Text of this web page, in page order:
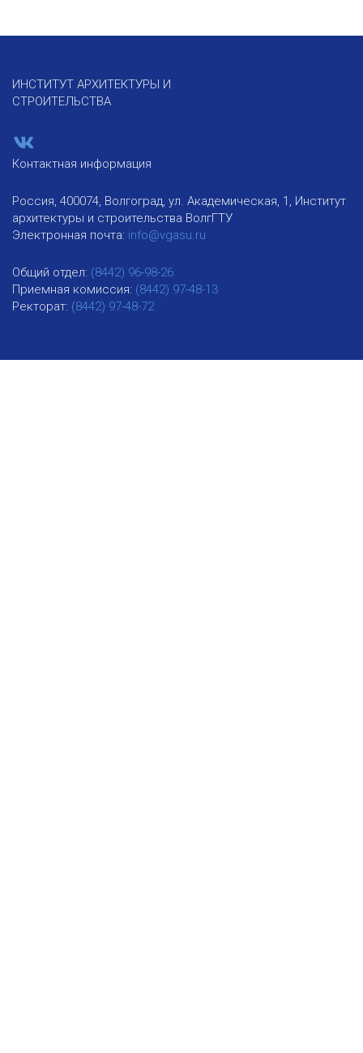
ИНСТИТУТ АРХИТЕКТУРЫ И
СТРОИТЕЛЬСТВА
Контактная информация
Россия, 400074, Волгоград, ул. Академическая, 1, Институт
архитектуры и строительства ВолгГТУ
Электронная почта: info@vgasu.ru
Общий отдел: (8442) 96-98-26
Приемная комиссия: (8442) 97-48-13
Ректорат: (8442) 97-48-72